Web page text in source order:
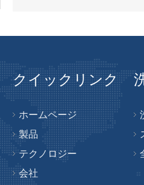
クイックリンク
ホームページ
製品
テクノロジー
会社